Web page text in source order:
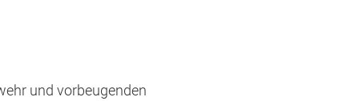
und vorbeugenden